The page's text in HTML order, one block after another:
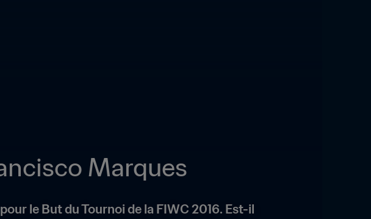
Marques
le But du Tournoi de la FIWC 2016. Est-il